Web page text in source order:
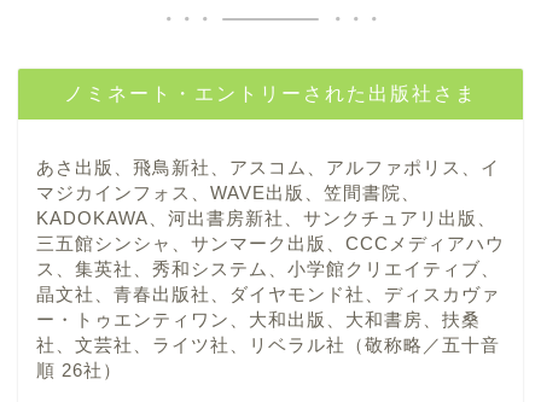
ノミネート・エントリーされた出版社さま
あさ出版、飛鳥新社、アスコム、アルファポリス、イ
マジカインフォス、WAVE出版、笠間書院、
KADOKAWA、河出書房新社、サンクチュアリ出版、
三五館シンシャ、サンマーク出版、CCCメディアハウ
ス、集英社、秀和システム、小学館クリエイティブ、
晶文社、青春出版社、ダイヤモンド社、ディスカヴァ
ー・トゥエンティワン、大和出版、大和書房、扶桑
社、文芸社、ライツ社、リベラル社（敬称略／五十音
順 26社）